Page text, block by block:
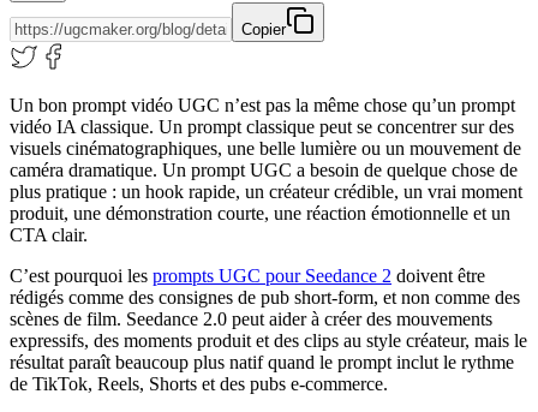
Copier
Un bon prompt vidéo UGC n’est pas la même chose qu’un prompt
vidéo IA classique. Un prompt classique peut se concentrer sur des
visuels cinématographiques, une belle lumière ou un mouvement de
caméra dramatique. Un prompt UGC a besoin de quelque chose de
plus pratique : un hook rapide, un créateur crédible, un vrai moment
produit, une démonstration courte, une réaction émotionnelle et un
CTA clair.
C’est pourquoi les prompts UGC pour Seedance 2 doivent être
rédigés comme des consignes de pub short-form, et non comme des
scènes de film. Seedance 2.0 peut aider à créer des mouvements
expressifs, des moments produit et des clips au style créateur, mais le
résultat paraît beaucoup plus natif quand le prompt inclut le rythme
de TikTok, Reels, Shorts et des pubs e-commerce.